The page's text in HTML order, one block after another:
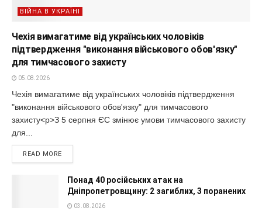
ВІЙНА В УКРАЇНІ
Чехія вимагатиме від українських чоловіків
підтвердження "виконання військового обов'язку"
для тимчасового захисту
05.08.2026
Чехія вимагатиме від українських чоловіків підтвердження
"виконання військового обов'язку" для тимчасового
захисту<p>З 5 серпня ЄС змінює умови тимчасового захисту
для...
READ MORE
Понад 40 російських атак на
Дніпропетровщину: 2 загиблих, 3 поранених
03.08.2026